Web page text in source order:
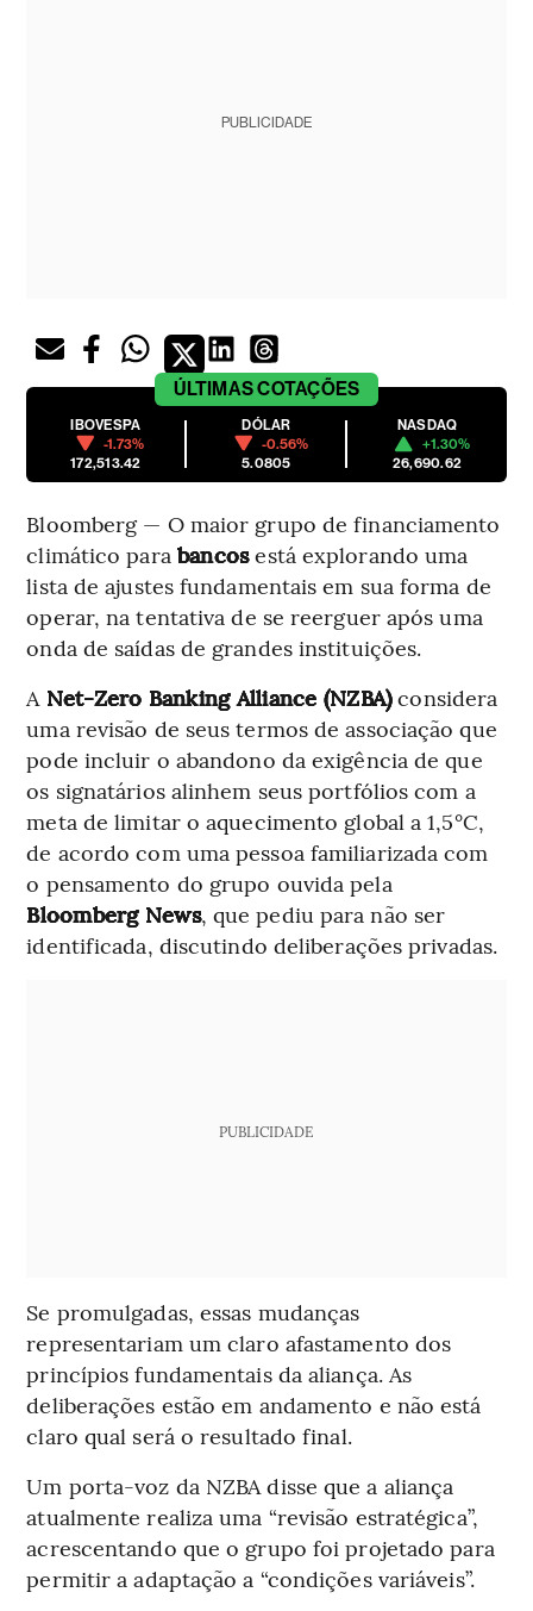
PUBLICIDADE
ÚLTIMASCOTAÇÕES
IBOVESPA
-1.73%
172,513.42
DÓLAR
-0.56%
5.0805
NASDAQ
+1.30%
26,690.62
Bloomberg — O maior grupo de financiamento
climático para bancosestá explorando uma
lista de ajustes fundamentais em sua forma de
operar, na tentativa de se reerguer após uma
onda de saídas de grandes instituições.
A Net-Zero Banking Alliance (NZBA)considera
uma revisão de seus termos de associação que
pode incluir o abandono da exigência de que
os signatários alinhem seus portfólios com a
meta de limitar o aquecimento global a 1,5°C,
de acordo com uma pessoa familiarizada com
o pensamento do grupo ouvida pela
Bloomberg News, que pediu para não ser
identificada, discutindo deliberações privadas.
PUBLICIDADE
Se promulgadas, essas mudanças
representariam um claro afastamento dos
princípios fundamentais da aliança. As
deliberações estão em andamento e não está
claro qual será o resultado final.
Um porta-voz da NZBA disse que a aliança
atualmente realiza uma “revisão estratégica”,
acrescentando que o grupo foi projetado para
permitir a adaptação a “condições variáveis”.